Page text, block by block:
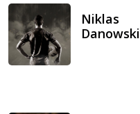
Niklas
Danowski